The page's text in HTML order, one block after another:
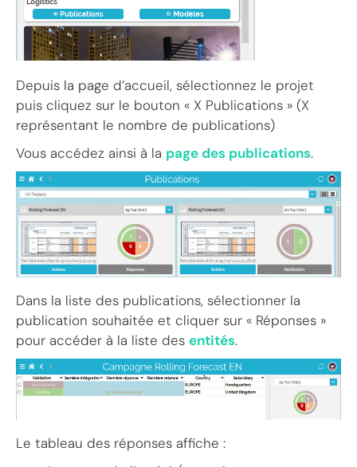
Depuis la page d’accueil, sélectionnez le projet
puis cliquez sur le bouton « X Publications » (X
représentant le nombre de publications)
Vous accédez ainsi à la page des publications.
Dans la liste des publications, sélectionner la
publication souhaitée et cliquer sur « Réponses »
pour accéder à la liste des entités.
Le tableau des réponses affiche :